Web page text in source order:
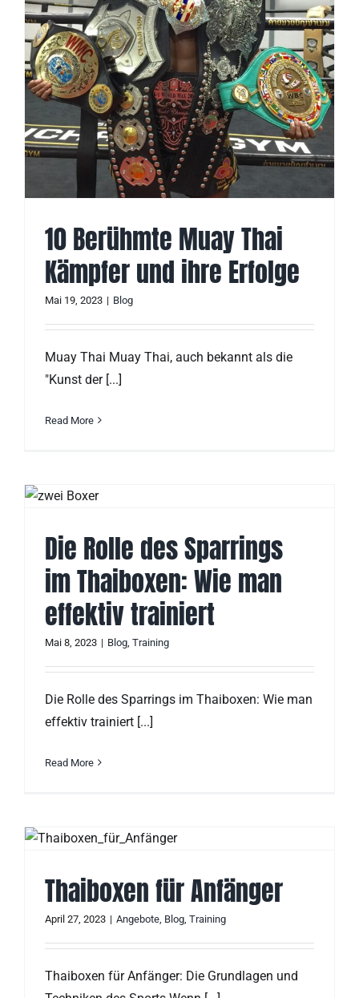
10 Berühmte Muay Thai
Kämpfer und ihre Erfolge
Mai 19, 2023 | Blog
Muay Thai Muay Thai, auch bekannt als die
"Kunst der [...]
Read More
Die Rolle des Sparrings
im Thaiboxen: Wie man
effektiv trainiert
Mai 8, 2023 | Blog Training
Die Rolle des Sparrings im Thaiboxen: Wie man
effektiv trainiert [...]
Read More
Thaiboxen für Anfänger
April 27, 2023 | Angebote Blog Training
Thaiboxen für Anfänger: Die Grundlagen und